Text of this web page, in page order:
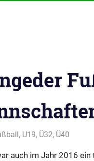
, U19, Ü32, Ü40
auch im Jahr 2016